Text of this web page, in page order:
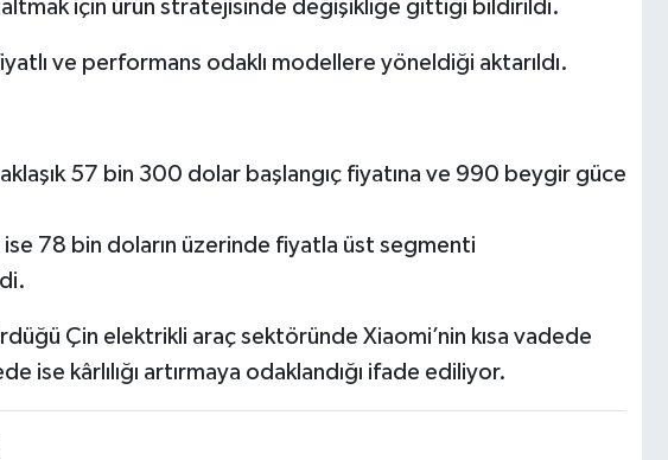
için ürün stratejisinde değişikliğe gittiği bildirildi.
ve performans odaklı modellere yöneldiği aktarıldı.
57 bin 300 dolar başlangıç fiyatına ve 990 beygir güce
78 bin doların üzerinde fiyatla üst segmenti
Çin elektrikli araç sektöründe Xiaomi’nin kısa vadede
ise kârlılığı artırmaya odaklandığı ifade ediliyor.